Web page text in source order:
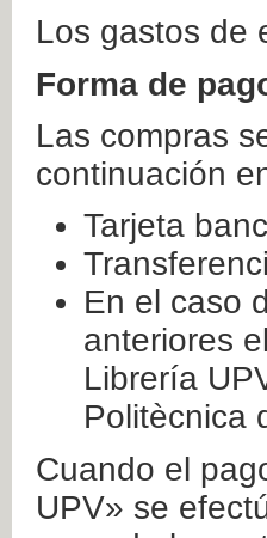
Los gastos de
Forma de
Las compras
continuación
Tarjeta
En el caso
anteriores
Librería
Politècnica
Cuando el
UPV» se